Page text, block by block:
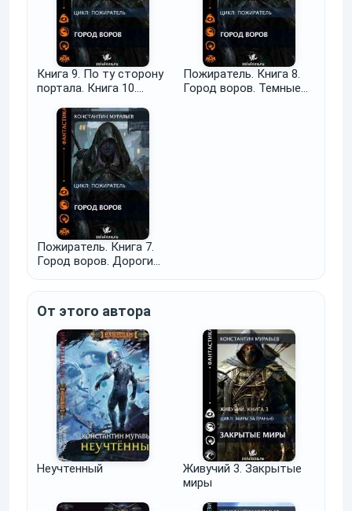
Книга 9. По ту сторону
портала. Книга 10.
Пожиратель. Книга 8.
Город воров. Темные
Пожиратель. Книга 7.
Город воров. Дороги
От этого автора
Неучтенный
Живучий 3. Закрытые
миры